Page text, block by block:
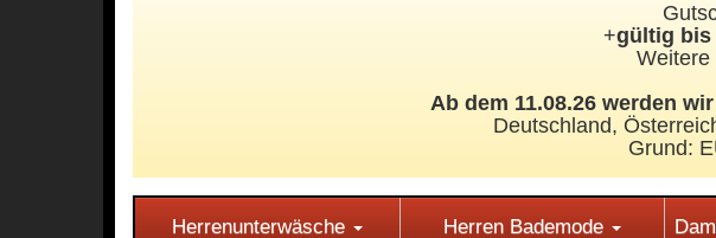
+gültig bis
Weitere
Ab dem 11.08.26 werden
Deutschland,
Grund:
Herrenunterwäsche Herren Bademode